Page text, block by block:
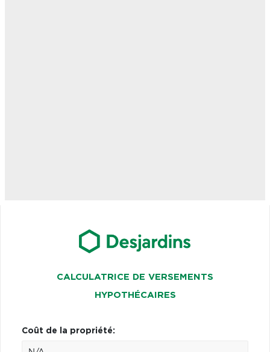
CALCULATRICE DE VERSEMENTS
HYPOTHÉCAIRES
Coût de la propriété: